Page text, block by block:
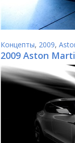
Концепты, 2009,
2009 Aston